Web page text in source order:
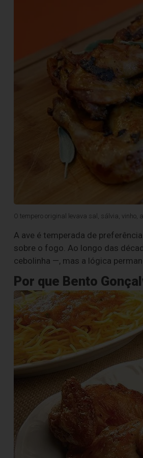
O tempero original levava sal, sálvia, vinho,
A ave é temperada de
sobre o fogo. Ao longo das
cebolinha —, mas a lógica
Por que Bento